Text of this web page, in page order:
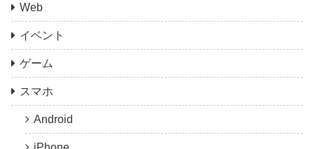
Web
イベント
ゲーム
スマホ
Android